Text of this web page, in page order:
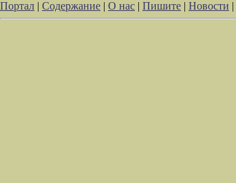
Портал | Содержание | О нас | Пишите | Новости |